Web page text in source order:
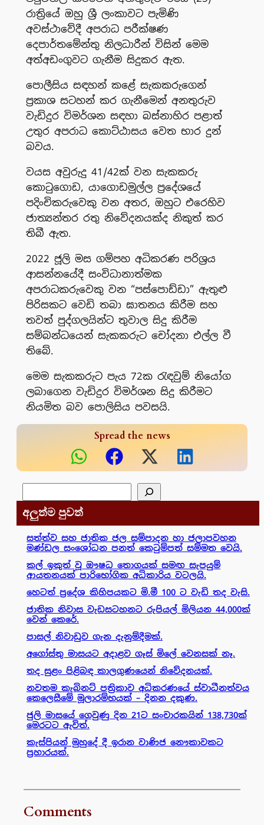
රාත්‍රියේ ඔහු ශ්‍රී ලංකාවට පැමිණි
අවස්ථාවේදී අපරාධ පරීක්ෂණ
දෙපාර්තමේන්තු නිලධාරීන් විසින් මෙම
අත්අඩංගුවට ගැනීම සිදුකර ඇත.
පොලීසිය සඳහන් කළේ සැකකරුගෙන්
ප්‍රකාශ සටහන් කර ගැනීමෙන් අනතුරුව
වැඩිදුර විමර්ශන සඳහා බස්නාහිර පළාත්
උතුර අපරාධ කොට්ඨාසය වෙත භාර දුන්
බවය.
වයස අවුරුදු 41/42ක් වන සැකකරු
කොටුගොඩ, යාගොඩමුල්ල ප්‍රදේශයේ
පදිංචිකරුවෙකු වන අතර, ඔහුට එරෙහිව
ජාත්‍යන්තර රතු නිවේදනයක්ද නිකුත් කර
තිබී ඇත.
2022 ජූලි මස ගම්පහ අධිකරණ පරිශ්‍රය
ආසන්නයේදී සංවිධානාත්මක
අපරාධකරුවෙකු වන “පස්පොඩ්ඩා” ඇතුළු
පිරිසකට වෙඩි තබා ඝාතනය කිරීම සහ
තවත් පුද්ගලයින්ට තුවාල සිදු කිරීම
සම්බන්ධයෙන් සැකකරුට චෝදනා එල්ල වී
තිබේ.
මෙම සැකකරුට පැය 72ක රැඳවුම් නියෝග
ලබාගෙන වැඩිදුර විමර්ශන සිදු කිරීමට
නියමිත බව පොලිසිය පවසයි.
Spread the news
අලුත්ම පුවත්
සත්ත්ව සහ ජාතික ජල සම්පාදන හා ජලාපවහන
මණ්ඩල සංශෝධන පනත් කෙටුම්පත් සම්මත වෙයි.
කල් ඉකුත් වූ ඖෂධ තොගයක් සමඟ සැපයුම්
ආයතනයක් පාරිභෝගික අධිකාරිය වටලයි.
හෙටත් ප්‍රදේශ කිහිපයකට මි.මී 100 ට වැඩි තද වැසි.
ජාතික නිවාස වැඩසටහනට රුපියල් මිලියන 44,000ක්
වෙන් කෙරේ.
පාසල් නිවාඩුව ගැන දැනුම්දීමක්.
අගෝස්තු මාසයට අදාළව ගෑස් මිලේ වෙනසක් නෑ.
තද සුළං පිළිබඳ කාලගුණයෙන් නිවේදනයක්.
නවතම කැබිනට් පත්‍රිකාව අධිකරණයේ ස්වාධීනත්වය
කෙලෙසීමේ මූලාරම්භයක් – දිනන දකුණ.
ජුලි මාසයේ ගෙවුණු දින 21ට සංචාරකයින් 138,730ක්
මෙරටට ඇවිත්.
කැස්පියන් මුහුදේ දී ඉරාන වාණිජ නෞකාවකට
ප්‍රහාරයක්.
Comments